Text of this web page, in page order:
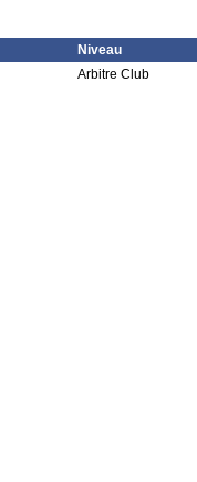
Niveau
Arbitre Club